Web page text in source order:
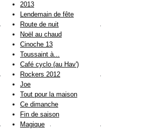
2013
Lendemain de fête
Route de nuit
Noël au chaud
Cinoche 13
Toussaint à...
Café cyclo (au Hav')
Rockers 2012
Joe
Tout pour la maison
Ce dimanche
Fin de saison
Magique